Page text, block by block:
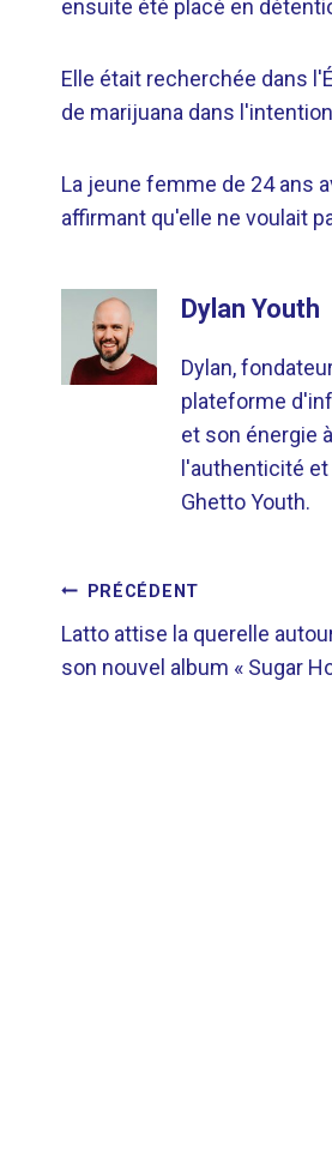
ensuite été placé en
Elle était recherchée dans
de marijuana dans
La jeune femme de 24 ans
affirmant qu'elle ne voulait
Dylan Youth
Dylan,
plateforme
et son énergie
l'authenticité
Ghetto Youth.
DE
PRÉCÉDENT
Latto attise la querelle
son nouvel album « Sugar